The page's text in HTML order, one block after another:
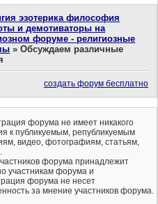
эзотерика философия
и демотиваторы на
форуме - религиозные
»Обсуждаем различные
создать форум бесплатно
форума не имеет никакого
к публикуемым, републикуемым
видео, фотографиям, статьям,
форума принадлежит
участникам форума и
форума не несет
за мнение участников форума.